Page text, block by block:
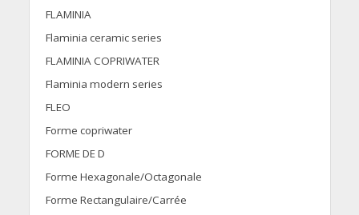
FLAMINIA
Flaminia ceramic series
FLAMINIA COPRIWATER
Flaminia modern series
FLEO
Forme copriwater
FORME DE D
Forme Hexagonale/Octagonale
Forme Rectangulaire/Carrée